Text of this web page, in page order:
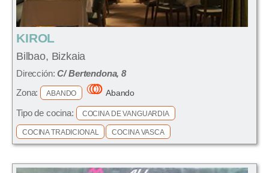
KIROL
Bilbao, Bizkaia
Dirección:C/ Bertendona, 8
Zona:
ABANDO Abando
Tipo de cocina: COCINA DE VANGUARDIA
COCINA TRADICIONAL COCINA VASCA